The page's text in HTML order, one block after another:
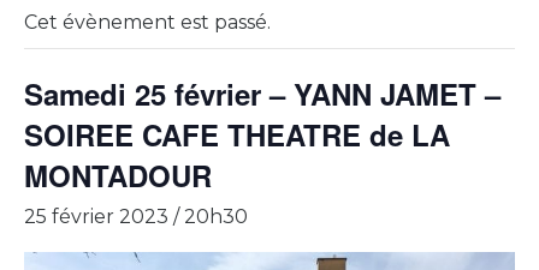
Cet évènement est passé.
Samedi 25 février – YANN JAMET –
SOIREE CAFE THEATRE de LA
MONTADOUR
25 février 2023 / 20h30